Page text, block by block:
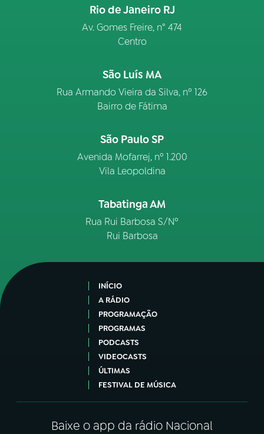
Rio de Janeiro RJ
Av. Gomes Freire, n° 474
Centro
São Luís MA
Rua Armando Vieira da Silva, nº 126
Bairro de Fátima
São Paulo SP
Avenida Mofarrej, nº 1.200
Vila Leopoldina
Tabatinga AM
Rua Rui Barbosa S/Nº
Rui Barbosa
INÍCIO
A RÁDIO
PROGRAMAÇÃO
PROGRAMAS
PODCASTS
VIDEOCASTS
ÚLTIMAS
FESTIVAL DE MÚSICA
Baixe o app da rádio Nacional